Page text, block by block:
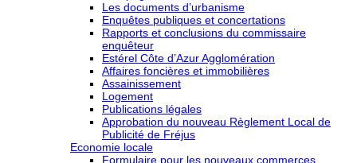
Les documents d’urbanisme
Enquêtes publiques et concertations
Rapports et conclusions du commissaire
enquêteur
Estérel Côte d’Azur Agglomération
Affaires foncières et immobilières
Assainissement
Logement
Publications légales
Approbation du nouveau Règlement Local de
Publicité de Fréjus
Economie locale
Formulaire pour les nouveaux commerces